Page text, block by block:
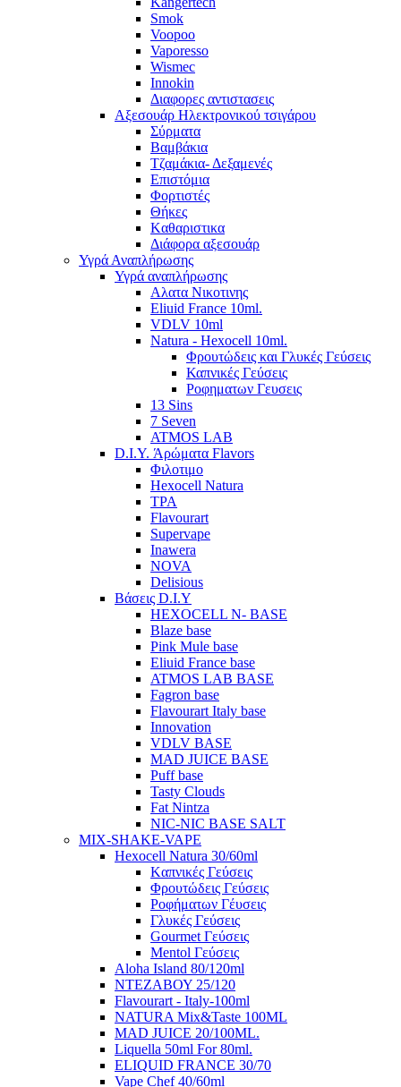
Smok
Voopoo
Vaporesso
Wismec
Ιnnokin
Διαφορες αντιστασεις
Αξεσουάρ Ηλεκτρονικού τσιγάρου
Σύρματα
Βαμβάκια
Τζαμάκια- Δεξαμενές
Επιστόμια
Φορτιστές
Θήκες
Kαθαριστικα
Διάφορα αξεσουάρ
Υγρά Αναπλήρωσης
Υγρά αναπλήρωσης
Aλατα Νικοτινης
Eliuid France 10ml.
VDLV 10ml
Natura - Hexocell 10ml.
Φρουτώδεις και Γλυκές Γεύσεις
Καπνικές Γεύσεις
Ροφηματων Γευσεις
13 Sins
7 Seven
ATMOS LAB
D.I.Y. Άρώματα Flavors
Φιλοτιμο
Hexocell Natura
TPA
Flavourart
Supervape
Inawera
ΝOVA
Delisious
Βάσεις D.I.Y
HEXOCELL N- BASE
Blaze base
Pink Mule base
Eliuid France base
ATMOS LAB BASE
Fagron base
Flavourart Italy base
Innovation
VDLV BASE
MAD JUICE BASE
Puff base
Tasty Clouds
Fat Nintza
NIC-NIC BASE SALT
MIX-SHAKE-VAPE
Hexocell Natura 30/60ml
Kαπνικές Γεύσεις
Φρουτώδεις Γεύσεις
Ροφήματων Γέυσεις
Γλυκές Γεύσεις
Gourmet Γεύσεις
Mentol Γεύσεις
Aloha Island 80/120ml
ΝΤΕΖΑΒΟΥ 25/120
Flavourart - Italy-100ml
NATURA Mix&Taste 100ML
MAD JUICE 20/100ML.
Liquella 50ml For 80ml.
ELIQUID FRANCE 30/70
Vape Chef 40/60ml